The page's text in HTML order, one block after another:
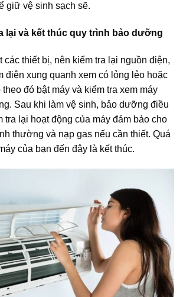
giữ vệ sinh sạch sẽ.
lại và kết thúc quy trình bảo dưỡng
các thiết bị, nên kiểm tra lại nguồn điện,
điện xung quanh xem có lỏng lẻo hoặc
đó bật máy và kiểm tra xem máy
Sau khi làm vệ sinh, bảo dưỡng điều
tra lại hoạt động của máy đảm bảo cho
thường và nạp gas nếu cần thiết. Quá
của bạn đến đây là kết thúc.